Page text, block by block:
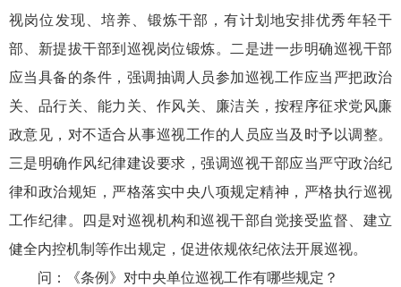
视岗位发现、培养、锻炼干部，有计划地安排优秀年轻干
部、新提拔干部到巡视岗位锻炼。二是进一步明确巡视干部
应当具备的条件，强调抽调人员参加巡视工作应当严把政治
关、品行关、能力关、作风关、廉洁关，按程序征求党风廉
政意见，对不适合从事巡视工作的人员应当及时予以调整。
三是明确作风纪律建设要求，强调巡视干部应当严守政治纪
律和政治规矩，严格落实中央八项规定精神，严格执行巡视
工作纪律。四是对巡视机构和巡视干部自觉接受监督、建立
健全内控机制等作出规定，促进依规依纪依法开展巡视。
问：《条例》对中央单位巡视工作有哪些规定？